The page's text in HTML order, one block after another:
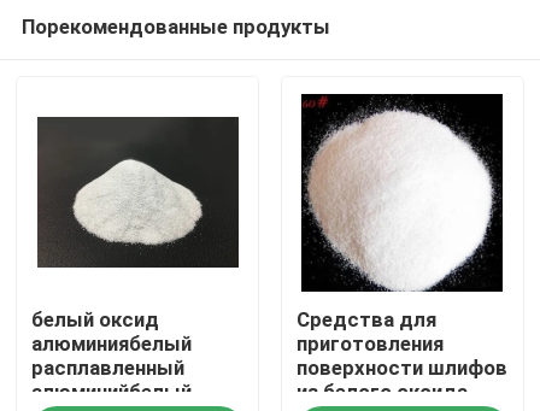
Главная страница
Продукция
О Компании
Порекомендованные продукты
белый оксид
алюминиябелый
расплавленный
алюминийбелый
Средства для
приготовления
поверхности шлифов
из белого оксида